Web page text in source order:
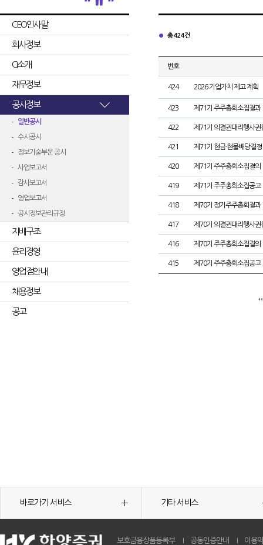
CEO인사말
회사정보
CI소개
재무정보
공시정보
일반공시
수시공시
정보기술부문 공시
사업보고서
감사보고서
영업보고서
공시정보관리규정
지배구조
윤리경영
영업점안내
채용정보
공고
총 424건
번호
424 2026 기업가치 제고 계획
423 제71기 주주총회소집결과
422 제71기 의결권대리행사권
421 제71기 현금·현물배당결정
420 제71기 주주총회소집결의
419 제71기 주주총회소집공고
418 제70기 정기주주총회결과
417 제70기 의결권대리행사권
416 제70기 주주총회소집결의
415 제70기 주주총회소집공고
바로가기 서비스 기타 서비스
보호금융상품등록부 공동인증안내 이용